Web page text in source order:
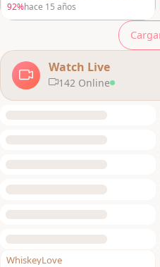
NO LO SON PARA TODOS – Escen
a dos
92%hace 15 años
Watch Live
142 Online
WhiskeyLove